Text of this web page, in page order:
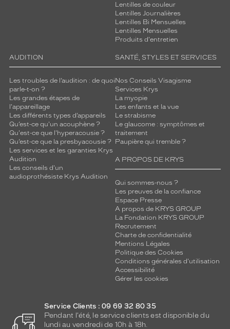
Lentilles de couleur
Lentilles Journalières
Lentilles Bi Mensuelles
Lentilles Mensuelles
Produits d'entretien
AUDITION
Les troubles de l’audition : de quoi
parle-t-on ?
Les grandes étapes de
l'appareillage
Les différents types d’appareils
Qu’est-ce qu'un acouphène ?
Qu'est-ce que l'hyperacousie ?
Qu’est-ce que la presbyacousie ?
Les services et les garanties Krys
Audition
Les conseils d'un
audioprothésiste Krys Audition
SANTÉ, STYLES ET SERVICES
Nos Conseils Visagisme
Services Krys
La myopie
Les enfants et la vue
Le strabisme
Le glaucome : symptômes et
traitement
Paupière qui tremble ?
A PROPOS DE KRYS
Qui sommes-nous ?
Les preuves de la confiance
Espace Presse
A propos de KRYS GROUP
La Fondation KRYS GROUP
Recrutement
Charte de confidentialité
Mentions Légales
Politique des Cookies
Conditions générales d'utilisation
Accessibilité
Gérer les cookies
Service Clients : 09 69 32 80 35
Pendant l'été, le service clients est disponible du
lundi au vendredi de 10h à 18h.